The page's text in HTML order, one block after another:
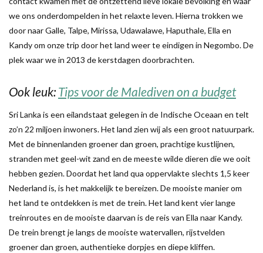
we ons onderdompelden in het relaxte leven. Hierna trokken we
door naar Galle, Talpe, Mirissa, Udawalawe, Haputhale, Ella en
Kandy om onze trip door het land weer te eindigen in Negombo. De
plek waar we in 2013 de kerstdagen doorbrachten.
Ook leuk: Tips voor de Malediven on a budget
Sri Lanka is een eilandstaat gelegen in de Indische Oceaan en telt
zo’n 22 miljoen inwoners. Het land zien wij als een groot natuurpark.
Met de binnenlanden groener dan groen, prachtige kustlijnen,
stranden met geel-wit zand en de meeste wilde dieren die we ooit
hebben gezien. Doordat het land qua oppervlakte slechts 1,5 keer
Nederland is, is het makkelijk te bereizen. De mooiste manier om
het land te ontdekken is met de trein. Het land kent vier lange
treinroutes en de mooiste daarvan is de reis van Ella naar Kandy.
De trein brengt je langs de mooiste watervallen, rijstvelden
groener dan groen, authentieke dorpjes en diepe kliffen.